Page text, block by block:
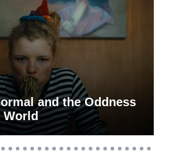
and the Oddness
World